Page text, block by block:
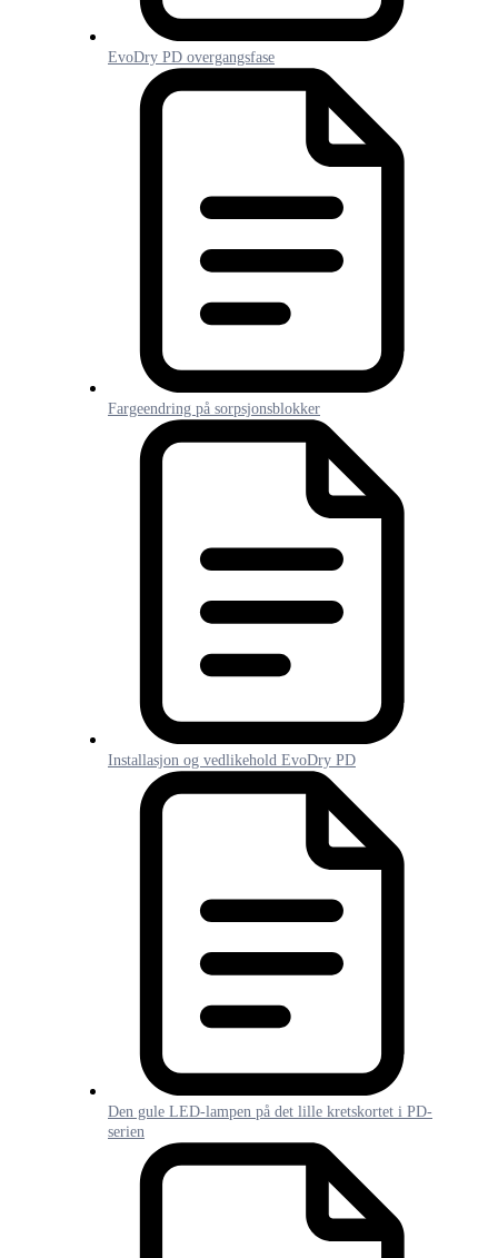
EvoDry PD overgangsfase
Fargeendring på sorpsjonsblokker
Installasjon og vedlikehold EvoDry PD
Den gule LED-lampen på det lille kretskortet i PD-
serien